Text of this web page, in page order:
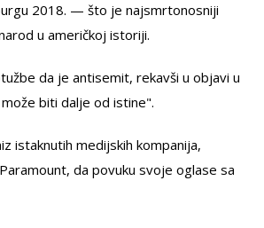
2018. — što je najsmrtonosniji
u američkoj istoriji.
da je antisemit, rekavši u objavi u
biti dalje od istine".
istaknutih medijskih kompanija,
da povuku svoje oglase sa